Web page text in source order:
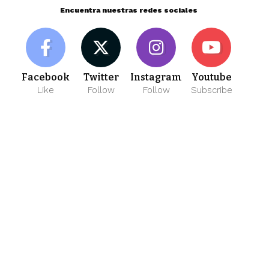
Encuentra nuestras redes sociales
Facebook
Like
Twitter
Follow
Instagram
Follow
Youtube
Subscribe